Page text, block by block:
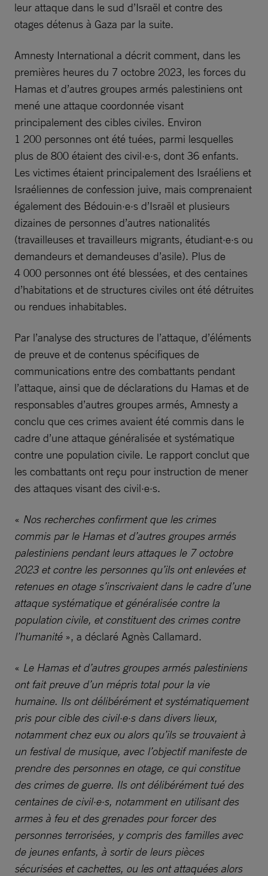
leur attaque dans le sud d’Israël et contre des
otages détenus à Gaza par la suite.
Amnesty International a décrit comment, dans les
premières heures du 7 octobre 2023, les forces du
Hamas et d’autres groupes armés palestiniens ont
mené une attaque coordonnée visant
principalement des cibles civiles. Environ
1 200 personnes ont été tuées, parmi lesquelles
plus de 800 étaient des civil·e·s, dont 36 enfants.
Les victimes étaient principalement des Israéliens et
Israéliennes de confession juive, mais comprenaient
également des Bédouin·e·s d’Israël et plusieurs
dizaines de personnes d’autres nationalités
(travailleuses et travailleurs migrants, étudiant·e·s ou
demandeurs et demandeuses d’asile). Plus de
4 000 personnes ont été blessées, et des centaines
d’habitations et de structures civiles ont été détruites
ou rendues inhabitables.
Par l’analyse des structures de l’attaque, d’éléments
de preuve et de contenus spécifiques de
communications entre des combattants pendant
l’attaque, ainsi que de déclarations du Hamas et de
responsables d’autres groupes armés, Amnesty a
conclu que ces crimes avaient été commis dans le
cadre d’une attaque généralisée et systématique
contre une population civile. Le rapport conclut que
les combattants ont reçu pour instruction de mener
des attaques visant des civil·e·s.
« Nos recherches confirment que les crimes
commis par le Hamas et d’autres groupes armés
palestiniens pendant leurs attaques le 7 octobre
2023 et contre les personnes qu’ils ont enlevées et
retenues en otage s’inscrivaient dans le cadre d’une
attaque systématique et généralisée contre la
population civile, et constituent des crimes contre
l’humanité », a déclaré Agnès Callamard.
« Le Hamas et d’autres groupes armés palestiniens
ont fait preuve d’un mépris total pour la vie
humaine. Ils ont délibérément et systématiquement
pris pour cible des civil·e·s dans divers lieux,
notamment chez eux ou alors qu’ils se trouvaient à
un festival de musique, avec l’objectif manifeste de
prendre des personnes en otage, ce qui constitue
des crimes de guerre. Ils ont délibérément tué des
centaines de civil·e·s, notamment en utilisant des
armes à feu et des grenades pour forcer des
personnes terrorisées, y compris des familles avec
de jeunes enfants, à sortir de leurs pièces
sécurisées et cachettes, ou les ont attaquées alors